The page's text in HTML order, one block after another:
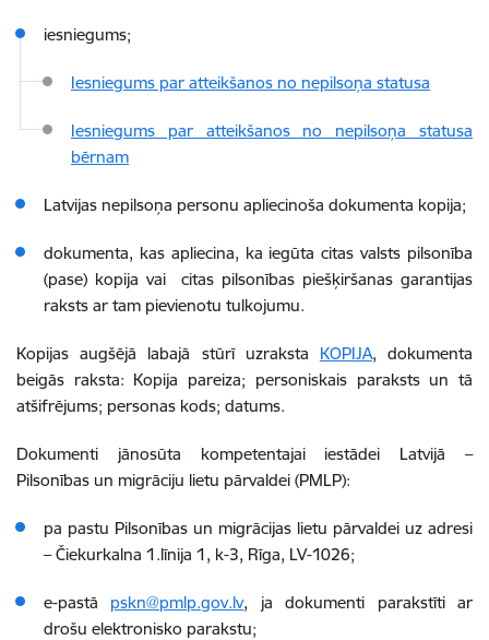
iesniegums;
Iesniegums par atteikšanos no nepilsoņa statusa
Iesniegums par atteikšanos no nepilsoņa statusa
bērnam
Latvijas nepilsoņa personu apliecinoša dokumenta kopija;
dokumenta, kas apliecina, ka iegūta citas valsts pilsonība
(pase) kopija vai citas pilsonības piešķiršanas garantijas
raksts ar tam pievienotu tulkojumu.
Kopijas augšējā labajā stūrī uzraksta KOPIJA, dokumenta
beigās raksta: Kopija pareiza; personiskais paraksts un tā
atšifrējums; personas kods; datums.
Dokumenti jānosūta kompetentajai iestādei Latvijā –
Pilsonības un migrāciju lietu pārvaldei (PMLP):
pa pastu Pilsonības un migrācijas lietu pārvaldei uz adresi
– Čiekurkalna 1.līnija 1, k-3, Rīga, LV-1026;
e-pastā pskn@pmlp.gov.lv, ja dokumenti parakstīti ar
drošu elektronisko parakstu;